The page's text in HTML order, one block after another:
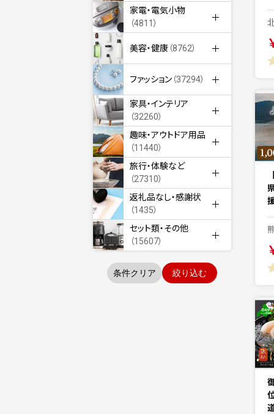
家電・電気小物
（4811）
美容・健康 （8762）
ファッション （37294）
家具・インテリア
（32260）
趣味・アウトドア用品
（11440）
旅行・体験など
（27310）
返礼品なし・感謝状
（1435）
セット類・その他
（15607）
条件クリア 絞り込む